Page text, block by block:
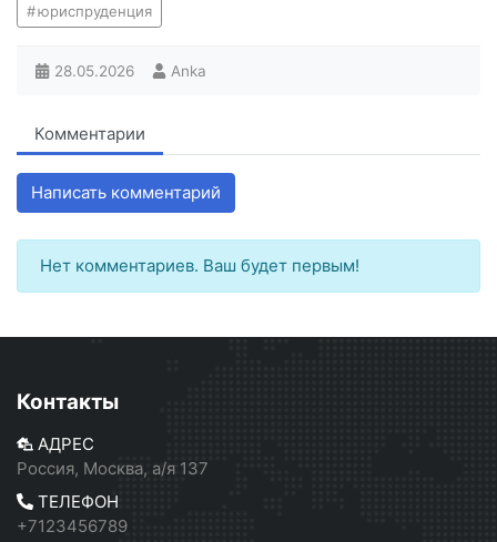
юриспруденция
28.05.2026 Anka
Комментарии
Написать комментарий
Нет комментариев. Ваш будет первым!
Контакты
АДРЕС
Россия, Москва, а/я 137
ТЕЛЕФОН
+7123456789